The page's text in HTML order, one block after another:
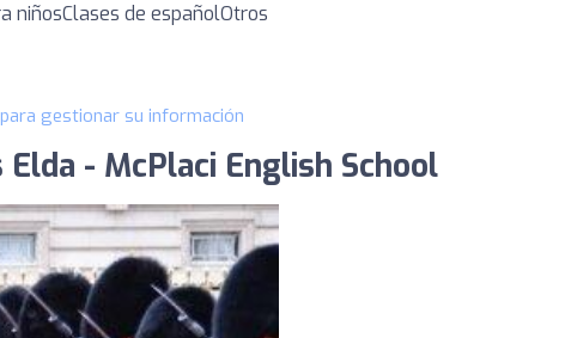
niñosClases de españolOtros
gestionar su información
- McPlaci English School